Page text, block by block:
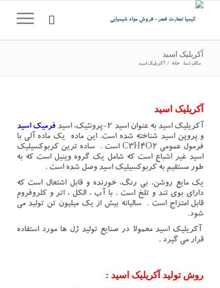
آکریلیک اسید
مکان شما: خانه / آکریلیک اسید
آکریلیک اسید
آکریلیک اسید به عنوان اسید 2-پرونئیک، اسید
فرمیک اسید
و پروپن اسید شناخته شده است. این ماده یک ماده آلی با
فرمول عمومی C3H4O2 است . ساده ترین کربوکسیلیک
اسید غیر اشباع است که شامل یک گروه وینیل است که به
طور مستقیم به کربوکسیلیک اسید وصل شده است .
یک مایع روشن، بی رنگ، خورنده و قابل اشتعال است که
دارای بوی تند و تلخ است . با آب ، الکل ، اتر و کلروفروم
قابل امتزاج است . سالیانه بیش از یک میلیون تن تولید می
شود.
آکریلیک اسید معمولا در صنایع تولید ژل ها مورد استفاده
قرار می گیرد .
روش تولید آکریلیک اسید :